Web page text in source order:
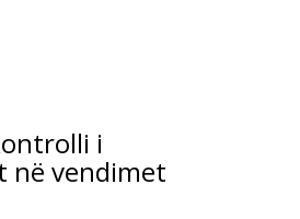
i
në vendimet